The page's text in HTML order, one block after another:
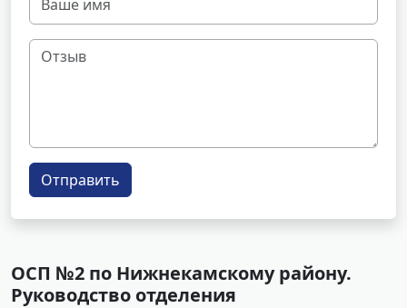
Отправить
ОСП №2 по Нижнекамскому району.
Руководство отделения